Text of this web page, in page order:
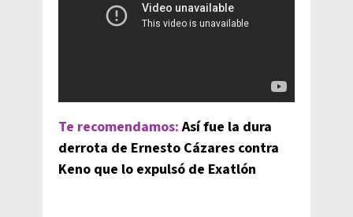
Te recomendamos: Así fue la dura
derrota de Ernesto Cázares contra
Keno que lo expulsó de Exatlón